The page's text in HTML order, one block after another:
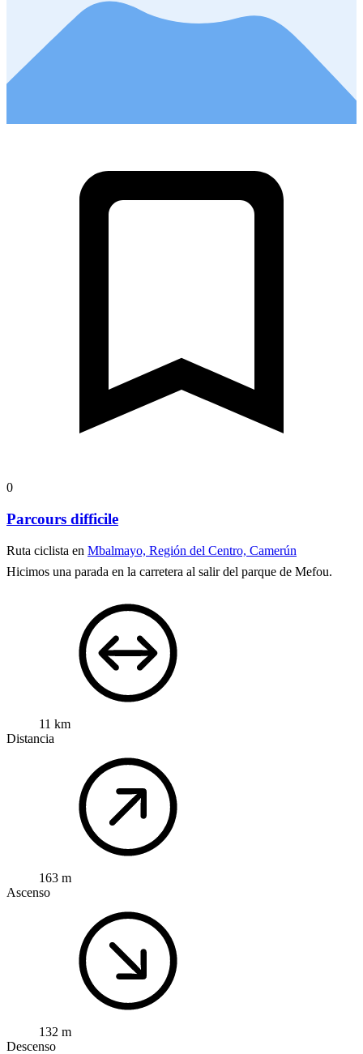
0
Parcours difficile
Ruta ciclista en Mbalmayo, Región del Centro, Camerún
Hicimos una parada en la carretera al salir del parque de Mefou.
11 km
Distancia
163 m
Ascenso
132 m
Descenso